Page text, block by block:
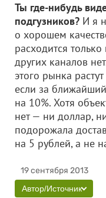
Ты где-нибудь
подгузников? И я
о хорошем
расходится
других каналов
этого рынка
если за
на 10%. Хотя
нет — ни доллар,
подорожала
на 5 рублей, а
19 сентября 2013
Автор/Источник